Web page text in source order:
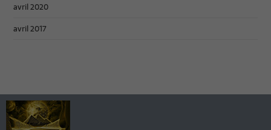
avril 2020
avril 2017